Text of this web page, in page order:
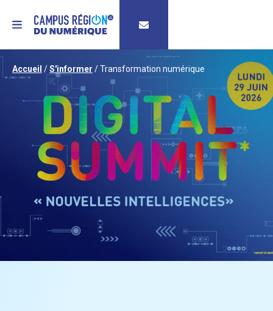
MENU
Accueil /S'informer /Transformation numérique